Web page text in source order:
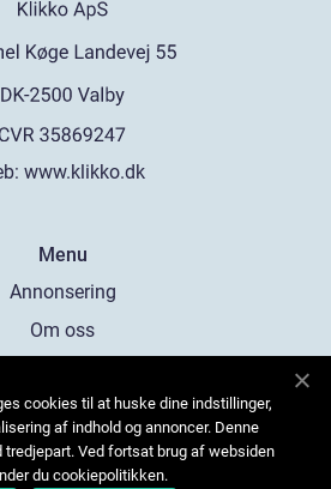
www.klikko.dk
Menu
Annonsering
Om oss
Kontakta oss
Sitemap
cookies til at huske dine indstillinger,
af indhold og annoncer. Denne
tredjepart. Ved fortsat brug af websiden
du cookiepolitikken.